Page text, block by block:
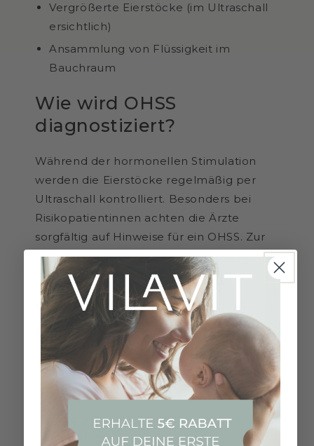
Vergrößerte Eierstöcke (im Ultraschall
ersichtlich)
Ansammlung von Flüssigkeit im
Bauchraum
Wie wird OHSS
diagnostiziert?
Während der hormonellen Stimulation
werden die Eierstöcke regelmäßig per
Ultraschall kontrolliert. Besonders bei
Risikopatientinnen achten die Ärzte
sorgfältig auf Hinweise für ein OHSS. Zur
Diagnose werden folgende
Untersuchungen durchgeführt:
Ärztliche Untersuchung:
Bei einer körperlichen Untersuchung
werden Symptome abgefragt und auf
Schwellungen und Druckempfindlichkeit
im Bauchbereich geprüft.
Ebenso wird eine Ultraschalluntersuchung
durchgeführt. Hier zeigen sich